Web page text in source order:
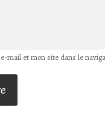
mail et mon site dans le